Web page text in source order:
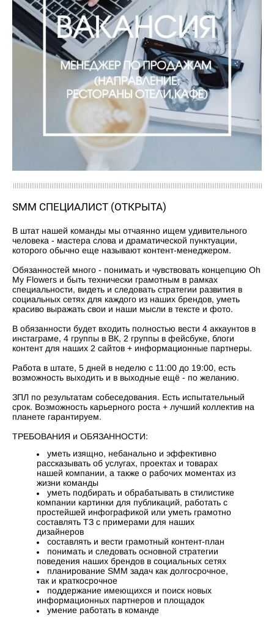
SMM СПЕЦИАЛИСТ (ОТКРЫТА)
В штат нашей команды мы отчаянно ищем удивительного
человека - мастера слова и драматической пунктуации,
которого обычно еще называют контент-менеджером.
Обязанностей много - понимать и чувствовать концепцию Oh
My Flowers и быть технически грамотным в рамках
специальности, видеть и следовать стратегии развития в
социальных сетях для каждого из наших брендов, уметь
красиво выражать свои и наши мысли в тексте и фото.
В обязанности будет входить полностью вести 4 аккаунтов в
инстаграме, 4 группы в ВК, 2 группы в фейсбуке, блоги
контент для наших 2 сайтов + информационные партнеры.
Работа в штате, 5 дней в неделю с 11:00 до 19:00, есть
возможность выходить и в выходные ещё - по желанию.
ЗПЛ по результатам собеседования. Есть испытательный
срок. Возможность карьерного роста + лучший коллектив на
планете гарантируем.
ТРЕБОВАНИЯ и ОБЯЗАННОСТИ:
уметь изящно, небанально и эффективно
рассказывать об услугах, проектах и товарах
нашей компании, а также о рабочих моментах из
жизни команды
уметь подбирать и обрабатывать в стилистике
компании картинки для публикаций, работать с
простейшей инфографикой или уметь грамотно
составлять ТЗ с примерами для наших
дизайнеров
составлять и вести грамотный контент-план
понимать и следовать основной стратегии
поведения наших брендов в социальных сетях
планирование SMM задач как долгосрочное,
так и краткосрочное
поддержание имеющихся и поиск новых
информационных партнеров и площадок
умение работать в команде